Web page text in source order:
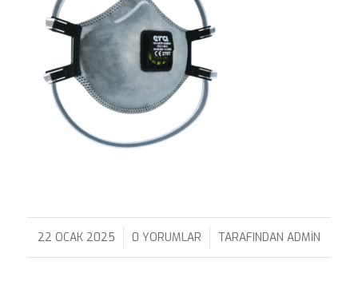
22 OCAK 2025
/ 0 YORUMLAR
/ TARAFINDAN ADMIN